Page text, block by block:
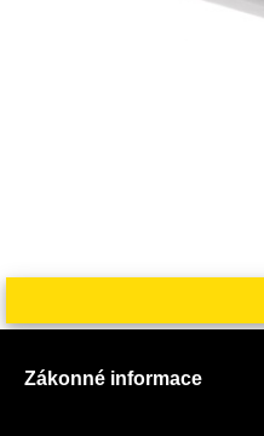
Zákonné informace